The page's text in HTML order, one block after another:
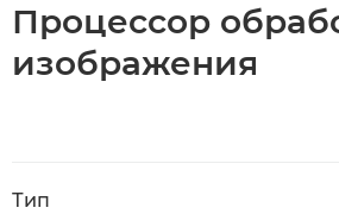
Процессор
изображения
Тип